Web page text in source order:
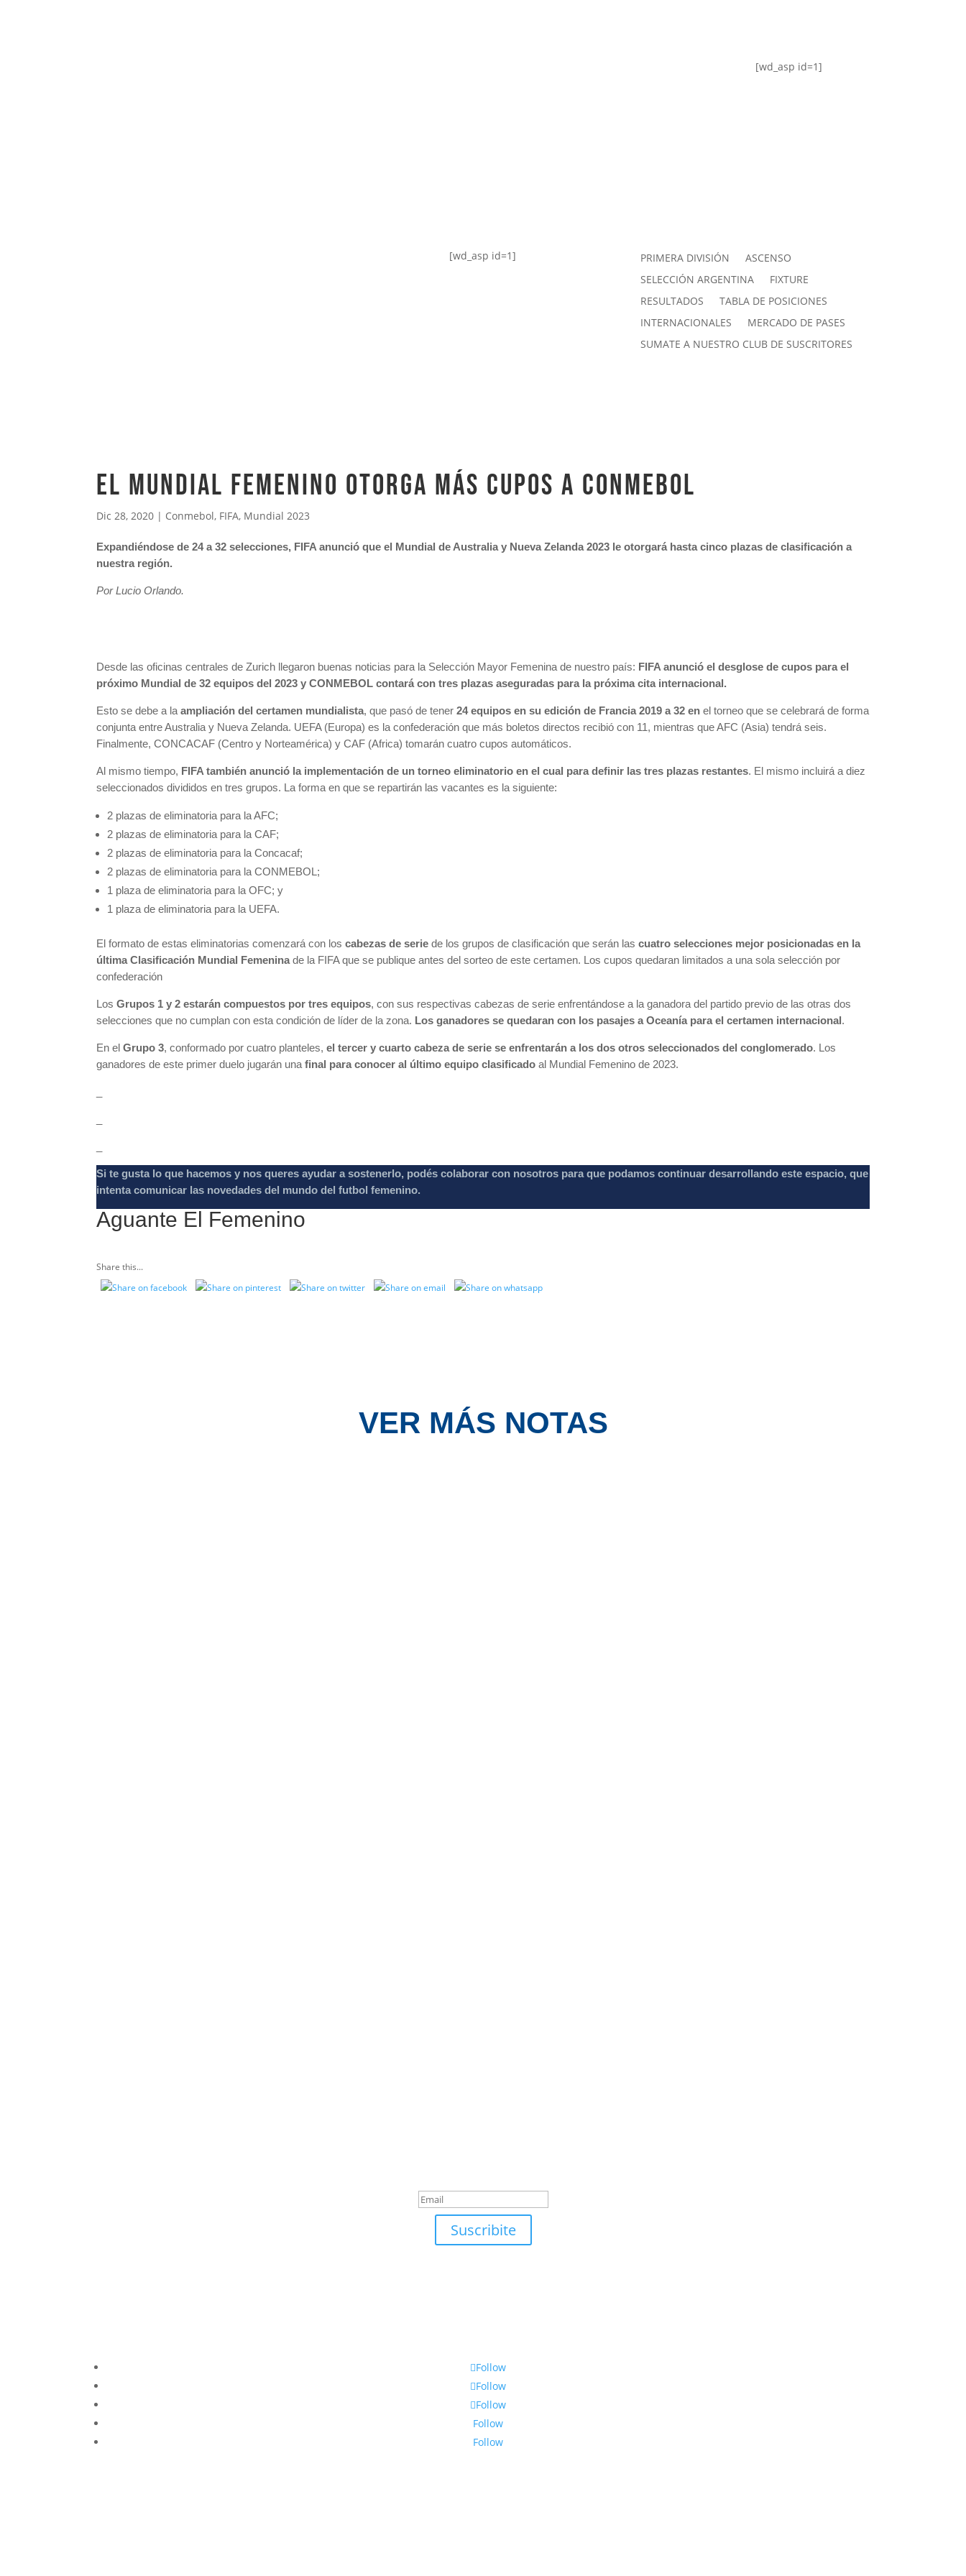
[wd_asp id=1]
[wd_asp id=1] PRIMERA DIVISIÓN
ASCENSO
SELECCIÓN ARGENTINA
FIXTURE
RESULTADOS
TABLA DE POSICIONES
INTERNACIONALES
MERCADO DE PASES
SUMATE A NUESTRO CLUB DE SUSCRITORES
El Mundial Femenino otorga más cupos a CONMEBOL
Dic 28, 2020 | Conmebol, FIFA, Mundial 2023
Expandiéndose de 24 a 32 selecciones, FIFA anunció que el Mundial de Australia y Nueva Zelanda 2023 le otorgará hasta cinco plazas de clasificación a
nuestra región.
Por Lucio Orlando.
Desde las oficinas centrales de Zurich llegaron buenas noticias para la Selección Mayor Femenina de nuestro país: FIFA anunció el desglose de cupos para el
próximo Mundial de 32 equipos del 2023 y CONMEBOL contará con tres plazas aseguradas para la próxima cita internacional.
Esto se debe a laampliación del certamen mundialista, que pasó de tener24 equipos en su edición de Francia 2019 a 32 en el torneo que se celebrará de forma
conjunta entre Australia y Nueva Zelanda. UEFA (Europa) es la confederación que más boletos directos recibió con 11, mientras que AFC (Asia) tendrá seis.
Finalmente, CONCACAF (Centro y Norteamérica) y CAF (Africa) tomarán cuatro cupos automáticos.
Al mismo tiempo, FIFA también anunció la implementación de un torneo eliminatorio en el cual para definir las tres plazas restantes. El mismo incluirá a diez
seleccionados divididos en tres grupos. La forma en que se repartirán las vacantes es la siguiente:
2 plazas de eliminatoria para la AFC;
2 plazas de eliminatoria para la CAF;
2 plazas de eliminatoria para la Concacaf;
2 plazas de eliminatoria para la CONMEBOL;
1 plaza de eliminatoria para la OFC; y
1 plaza de eliminatoria para la UEFA.
El formato de estas eliminatorias comenzará con los cabezas de serie de los grupos de clasificación que serán lascuatro selecciones mejor posicionadas en la
última Clasificación Mundial Femenina de la FIFA que se publique antes del sorteo de este certamen. Los cupos quedaran limitados a una sola selección por
confederación
LosGrupos 1 y 2 estarán compuestos por tres equipos, con sus respectivas cabezas de serie enfrentándose a la ganadora del partido previo de las otras dos
selecciones que no cumplan con esta condición de líder de la zona. Los ganadores se quedaran con los pasajes a Oceanía para el certamen internacional.
En elGrupo 3, conformado por cuatro planteles,el tercer y cuarto cabeza de serie se enfrentarán a los dos otros seleccionados del conglomerado. Los
ganadores de este primer duelo jugarán unafinal para conocer al último equipo clasificado al Mundial Femenino de 2023.
Si te gusta lo que hacemos y nos queres ayudar a sostenerlo, podés colaborar con nosotros para que podamos continuar desarrollando este espacio, que
intenta comunicar las novedades del mundo del futbol femenino.
Aguante El Femenino
Share this...
VER MÁS NOTAS
Suscribite
Follow
Follow
Follow
Follow
Follow